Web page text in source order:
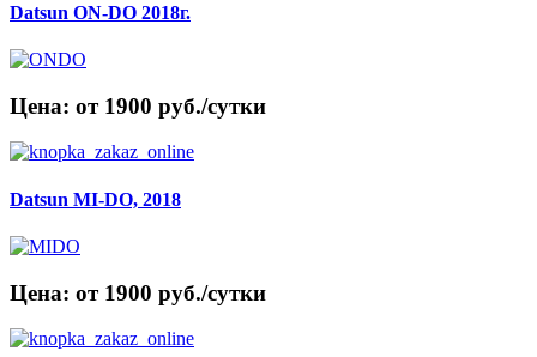
Datsun ON-DO 2018г.
Цена: от 1900 руб./сутки
Datsun MI-DO, 2018
Цена: от 1900 руб./сутки